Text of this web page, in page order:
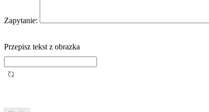
Zapytanie:
Przepisz tekst z obrazka